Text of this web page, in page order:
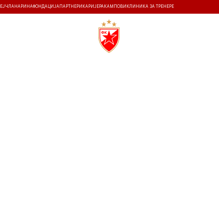
ЧЛАНАРИНАФОНДАЦИЈА ПАРТНЕРИ КАРИЈЕРА КАМПОВИ КЛИНИКА ЗА ТРЕНЕРЕ